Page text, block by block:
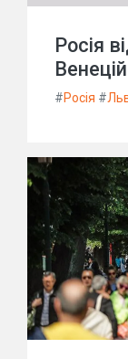
Росія
#Росія #